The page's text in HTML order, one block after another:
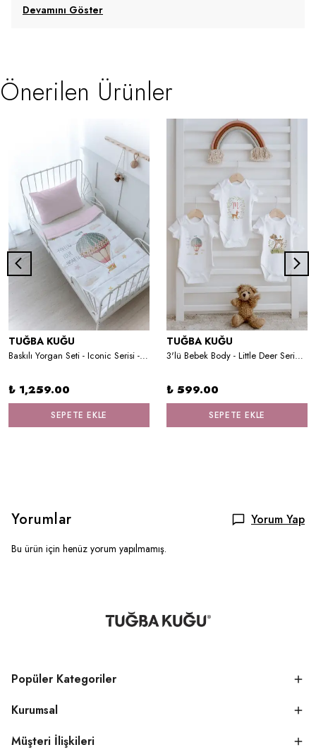
Devamını Göster
Önerilen Ürünler
TUĞBA KUĞU
Baskılı Yorgan Seti - Iconic Serisi - Pembe Uçan Balon
₺ 1,259.00
SEPETE EKLE
TUĞBA KUĞU
3'lü Bebek Body - Little Deer Series - M Harfi
₺ 599.00
SEPETE EKLE
Yorumlar Yorum Yap
Bu ürün için henüz yorum yapılmamış.
Popüler Kategoriler
Kurumsal
Müşteri İlişkileri